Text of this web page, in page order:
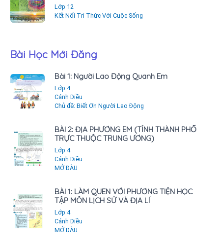
Lớp 12
Kết Nối Tri Thức Với Cuộc Sống
Bài Học Mới Đăng
Bài 1: Người Lao Động Quanh Em
Lớp 4
Cánh Diều
Chủ đề: Biết Ơn Người Lao Động
BÀI 2: ĐỊA PHƯƠNG EM (TỈNH THÀNH PHỐ
TRỰC THUỘC TRUNG ƯƠNG)
Lớp 4
Cánh Diều
MỞ ĐÀU
BÀI 1: LÀM QUEN VỚI PHƯƠNG TIỆN HỌC
TẬP MÔN LỊCH SỬ VÀ ĐỊA LÍ
Lớp 4
Cánh Diều
MỞ ĐÀU